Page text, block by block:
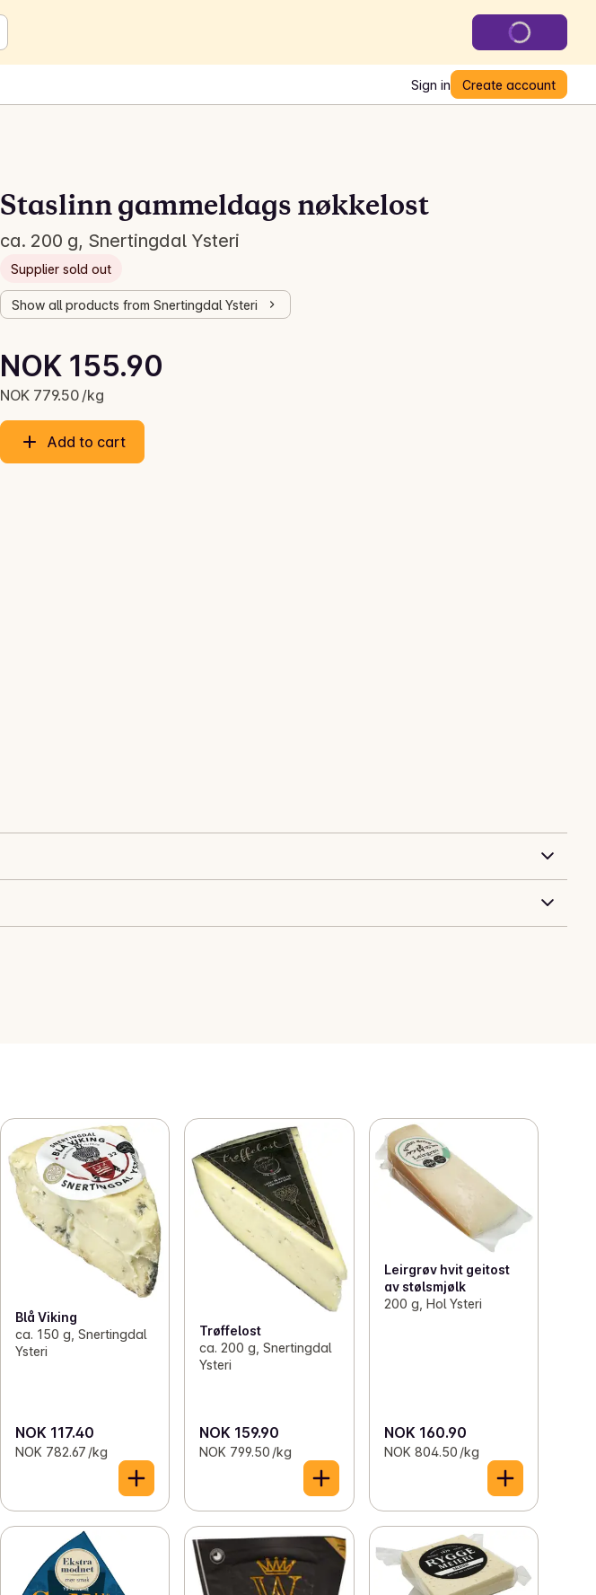
Sign in Create account
Staslinn gammeldags nøkkelost
ca. 200 g, Snertingdal Ysteri
Supplier sold out
Show all products from Snertingdal Ysteri
Current price is: NOK 155.90
NOK 155.90
NOK 779.50 /kg
Unit price: NOK 779.50 /kg
Add to cart
Blå Viking
ca. 150 g, Snertingdal
Ysteri
NOK 117.40
NOK 782.67 /kg
Trøffelost
ca. 200 g, Snertingdal
Ysteri
NOK 159.90
NOK 799.50 /kg
Leirgrøv hvit geitost
av stølsmjølk
200 g, Hol Ysteri
NOK 160.90
NOK 804.50 /kg